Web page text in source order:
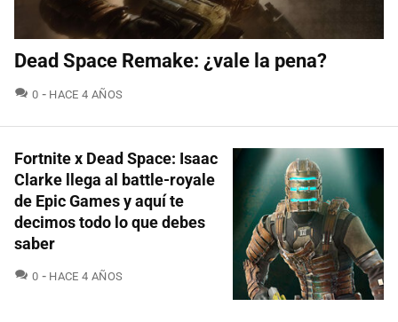
Dead Space Remake: ¿vale la pena?
0 COMENTARIOS
HACE 4 AÑOS
Fortnite x Dead Space: Isaac
Clarke llega al battle-royale
de Epic Games y aquí te
decimos todo lo que debes
saber
0 COMENTARIOS
HACE 4 AÑOS